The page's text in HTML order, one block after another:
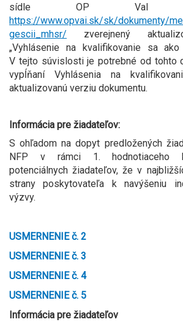
sídle OP VaI
https://www.opvai.sk/sk/dokumenty/
gescii_mhsr/ zverejnený
„Vyhlásenie na kvalifikovanie sa ako
V tejto súvislosti je potrebné od tohto
vypĺňaní Vyhlásenia na
aktualizovanú verziu dokumentu.
Informácia pre žiadateľov:
S ohľadom na dopyt predložených
NFP v rámci 1. hodnotiaceho
potenciálnych žiadateľov, že v
strany poskytovateľa k navýšeniu
výzvy.
USMERNENIE č. 2
USMERNENIE č. 3
USMERNENIE č. 4
USMERNENIE č. 5
Informácia pre žiadateľov